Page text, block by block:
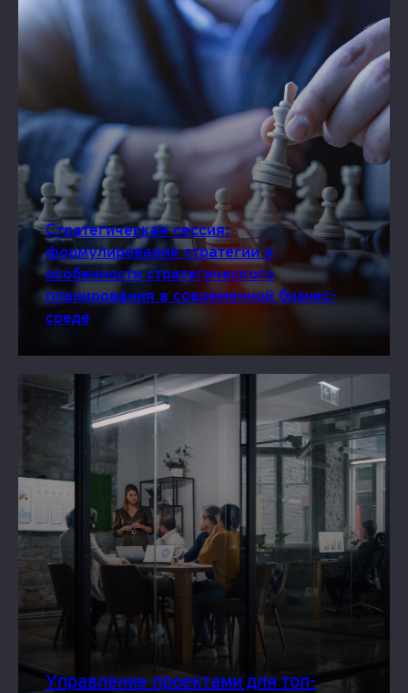
Стратегическая сессия:
формулирование стратегии и
особенности стратегического
планирования в современной бизнес-
среде
Управление проектами для топ-